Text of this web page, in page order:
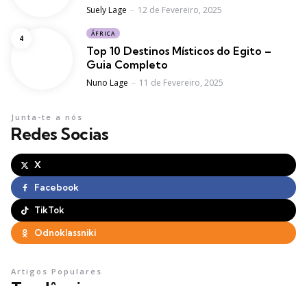
Posted
Suely Lage 12 de Fevereiro, 2025
ÁFRICA
Top 10 Destinos Místicos do Egito –
Guia Completo
Posted
Nuno Lage 11 de Fevereiro, 2025
Redes Socias
Junta-te a nós
X
Facebook
TikTok
Odnoklassniki
Artigos Populares